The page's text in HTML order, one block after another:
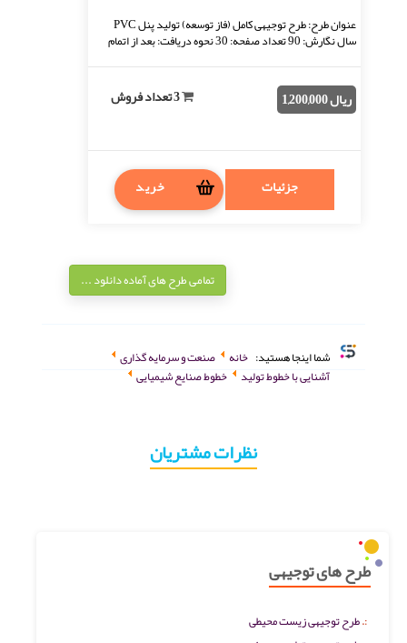
سال نگارش: 90 تعداد صفحه: 30 نحوه دریافت: بعد از اتمام
ریال 1,200,000
جزئیات خرید
تمامی طرح های آماده دانلود ...
شما اینجا هستید: خانه
صنعت و سرمایه گذاری
آشنایی با خطوط تولید
خطوط صنایع شیمیایی
نظرات مشتریان
طرح های توجیهی
طرح توجیهی زیست محیطی